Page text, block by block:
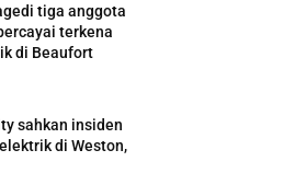
tiga anggota
terkena
di Beaufort
sahkan insiden
di Weston,